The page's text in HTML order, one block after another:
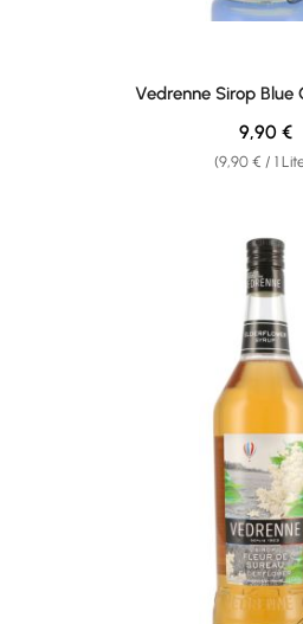
Vedrenne Sirop Blue
(9,90 € / 1
9,90 €